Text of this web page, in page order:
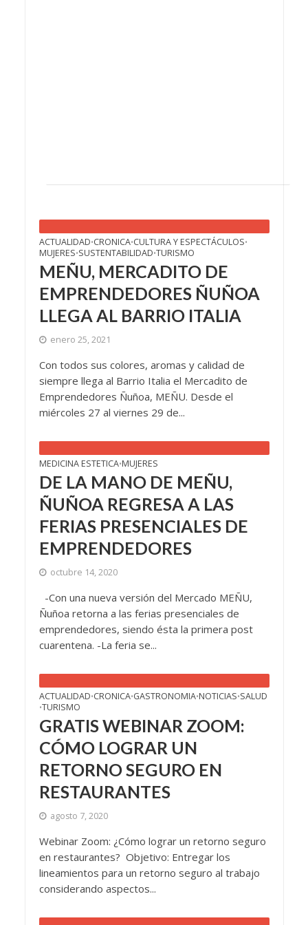
ACTUALIDAD•CRONICA•CULTURA Y ESPECTÁCULOS•
MUJERES•SUSTENTABILIDAD•TURISMO
MEÑU, MERCADITO DE
EMPRENDEDORES ÑUÑOA
LLEGA AL BARRIO ITALIA
enero 25, 2021
Con todos sus colores, aromas y calidad de
siempre llega al Barrio Italia el Mercadito de
Emprendedores Ñuñoa, MEÑU. Desde el
miércoles 27 al viernes 29 de...
MEDICINA ESTETICA•MUJERES
DE LA MANO DE MEÑU,
ÑUÑOA REGRESA A LAS
FERIAS PRESENCIALES DE
EMPRENDEDORES
octubre 14, 2020
-Con una nueva versión del Mercado MEÑU,
Ñuñoa retorna a las ferias presenciales de
emprendedores, siendo ésta la primera post
cuarentena. -La feria se...
ACTUALIDAD•CRONICA•GASTRONOMIA•NOTICIAS•SALUD
•TURISMO
GRATIS WEBINAR ZOOM:
CÓMO LOGRAR UN
RETORNO SEGURO EN
RESTAURANTES
agosto 7, 2020
Webinar Zoom: ¿Cómo lograr un retorno seguro
en restaurantes? Objetivo: Entregar los
lineamientos para un retorno seguro al trabajo
considerando aspectos...